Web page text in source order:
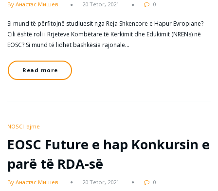
By Анастас Мишев 20 Tetor, 2021 0
Si mund të përfitojnë studiuesit nga Reja Shkencore e Hapur Evropiane?
Cili është roli i Rrjeteve Kombëtare të Kërkimit dhe Edukimit (NRENs) në
EOSC? Si mund të lidhet bashkësia rajonale…
Read more
NOSCI lajme
EOSC Future e hap Konkursin e
parë të RDA-së
By Анастас Мишев 20 Tetor, 2021 0